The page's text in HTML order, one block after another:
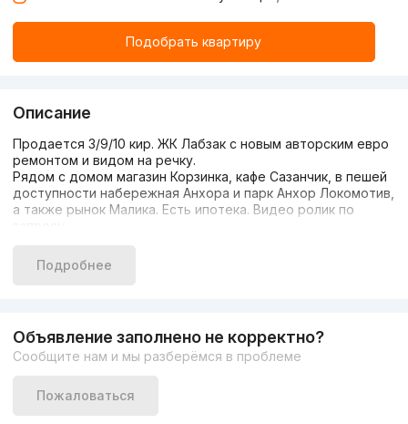
Подобрать квартиру
Описание
Продается 3/9/10 кир. ЖК Лабзак с новым авторским евро
ремонтом и видом на речку.
Рядом с домом магазин Корзинка, кафе Сазанчик, в пешей
доступности набережная Анхора и парк Анхор Локомотив,
а также рынок Малика. Есть ипотека. Видео ролик по
evro ta'mirlash va daryo ko'rinishi bilan.
Uy yaqinida “Korzinka” do‘koni, “Sazanchik” kafesi, Anhor
Ah Goodland
+998 78 113 60 30
Подробнее
Объявление заполнено не корректно?
Сообщите нам и мы разберёмся в проблеме
Пожаловаться